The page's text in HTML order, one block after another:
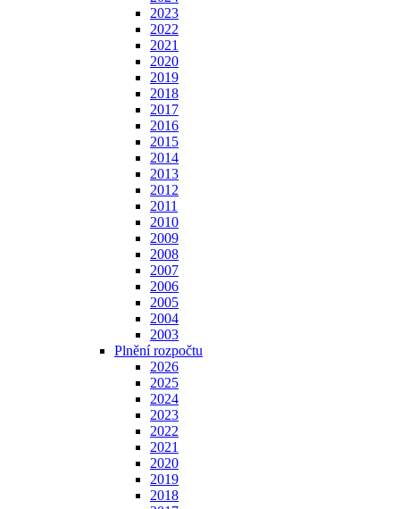
2023
2022
2021
2020
2019
2018
2017
2016
2015
2014
2013
2012
2011
2010
2009
2008
2007
2006
2005
2004
2003
Plnění rozpočtu
2026
2025
2024
2023
2022
2021
2020
2019
2018